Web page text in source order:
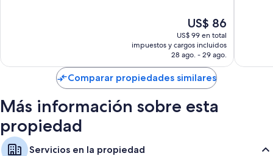
Baños con bañeras y artículos de tocador gratuitos
Televisiones de pantalla plana de 70 cm con canales de televisión
Teteras/pavas eléctricas, servicio de limpieza diario y escritorios
El
precio
actual
es
de
US$ 86
US$ 86
US$ 99 en total
impuestos y cargos incluidos
28 ago. - 29 ago.
Comparar propiedades similares
Más información sobre esta
propiedad
Servicios en la propiedad